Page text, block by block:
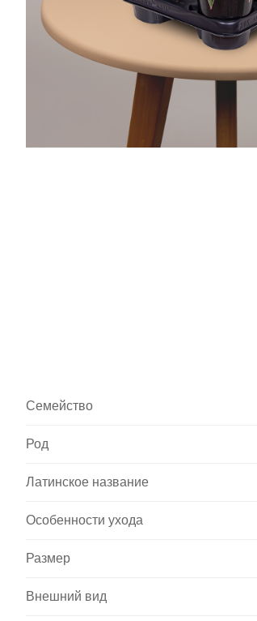
Семейство
Род
Латинское название
Особенности ухода
Размер
Внешний вид